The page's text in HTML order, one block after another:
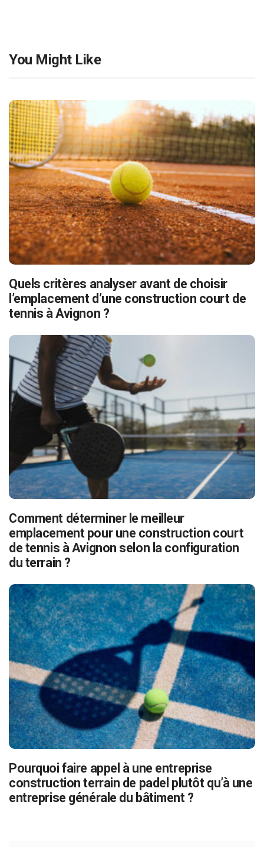
You Might Like
Quels critères analyser avant de choisir
l’emplacement d’une construction court de
tennis à Avignon ?
Comment déterminer le meilleur
emplacement pour une construction court
de tennis à Avignon selon la configuration
du terrain ?
Pourquoi faire appel à une entreprise
construction terrain de padel plutôt qu’à une
entreprise générale du bâtiment ?